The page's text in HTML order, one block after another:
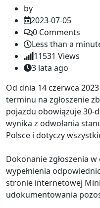
by
2023-07-05
0 Comments
Less than a
11531 Views
3 lata ago
Od dnia 14 czerwca
terminu na zgłoszenie
pojazdu obowiązuje 30-
wynika z odwołania
Polsce i dotyczy
Dokonanie zgłoszenia
wypełnienia
stronie internetowej
udokumentowania